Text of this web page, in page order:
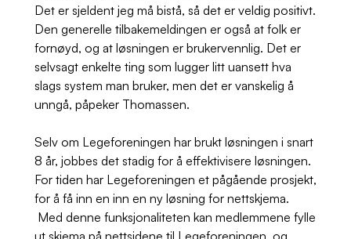
Det er sjeldent jeg må bistå, så det er veldig positivt.
Den generelle tilbakemeldingen er også at folk er
fornøyd, og at løsningen er brukervennlig. Det er
selvsagt enkelte ting som lugger litt uansett hva
slags system man bruker, men det er vanskelig å
unngå, påpeker Thomassen.
Selv om Legeforeningen har brukt løsningen i snart
8 år, jobbes det stadig for å effektivisere løsningen.
For tiden har Legeforeningen et pågående prosjekt,
for å få inn en inn en ny løsning for nettskjema.
Med denne funksjonaliteten kan medlemmene fylle
ut skjema på nettsidene til Legeforeningen, og